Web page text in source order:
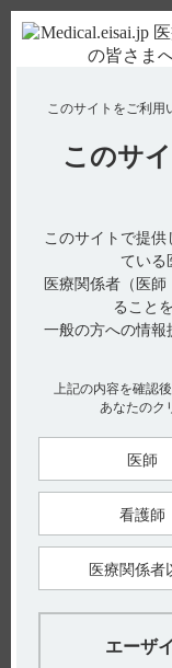
使用期限
No : 2167
【コスパノ
【コスパノン】
用法及び用量につ
電子添文の用法及
6. 用法及び用量（
通常成人は、1回1
80mg）を1日3回毎
泌尿器科において
年齢、症状により
〈錠80mg〉
通常成人は、1回1
回毎食後経口投与す
年齢、症状により適
なお、尿路結石以
オンとして1回40～
〈カプセル40mg〉
80mg）を1日3回経
【関連情報】
このサイトをご利用
このサ
このサイトで提
ている
医療関係者（医
ること
一般の方への情報
上記の内容を確認
あなたのク
医師
看護師
医療関係者
エーザ